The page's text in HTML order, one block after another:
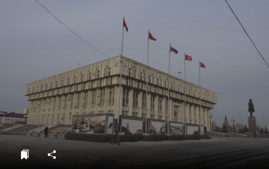
ДоброЦентр
Голодный шпион